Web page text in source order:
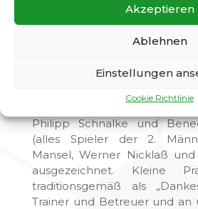
Akzeptieren
Ablehnen
Einstellungen
Cookie Richtlinie
Im „Bericht der
Werner Nicklaß einmal
Schatzmeisterin.
Mit der „Bronzenen
Philipp Schnalke und
(alles Spieler der 2.
Mansel, Werner Nicklaß
ausgezeichnet. Kleine
traditionsgemäß als
Trainer und Betreuer und an